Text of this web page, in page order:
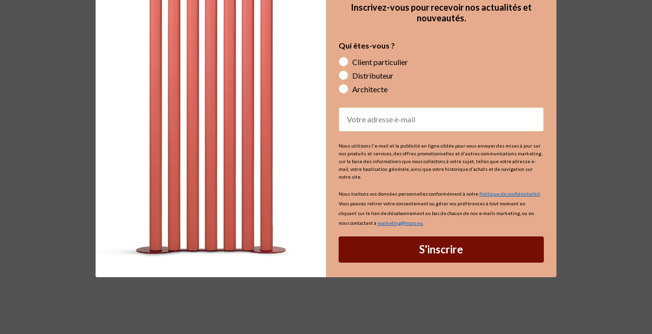
Inscrivez-vous pour recevoir nos actualités et
nouveautés.
Qui êtes-vous ?
Client particulier
Distributeur
Architecte
Email
Nous utilisons l'e-mail et la publicité en ligne ciblée pour vous envoyer des mises à jour sur
nos produits et services, des offres promotionnelles et d'autres communications marketing,
sur la base des informations que nous collectons à votre sujet, telles que votre adresse e-
mail, votre localisation générale, ainsi que votre historique d'achats et de navigation sur
notre site.
Nous traitons vos données personnelles conformément à notre Politique de confidentialité
Vous pouvez retirer votre consentement ou gérer vos préférences à tout moment en
cliquant sur le lien de désabonnement au bas de chacun de nos e-mails marketing, ou en
nous contactant à marketing@maro.eu
S'inscrire